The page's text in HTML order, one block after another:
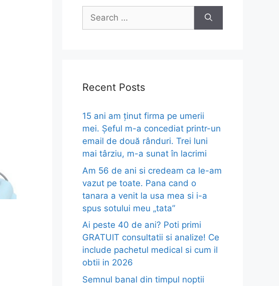
Search
for:
Recent Posts
15 ani am ținut firma pe umerii
mei. Șeful m-a concediat printr-un
email de două rânduri. Trei luni
mai târziu, m-a sunat în lacrimi
Am 56 de ani si credeam ca le-am
vazut pe toate. Pana cand o
tanara a venit la usa mea si i-a
spus sotului meu „tata”
Ai peste 40 de ani? Poti primi
GRATUIT consultatii si analize! Ce
include pachetul medical si cum il
obtii in 2026
Semnul banal din timpul noptii